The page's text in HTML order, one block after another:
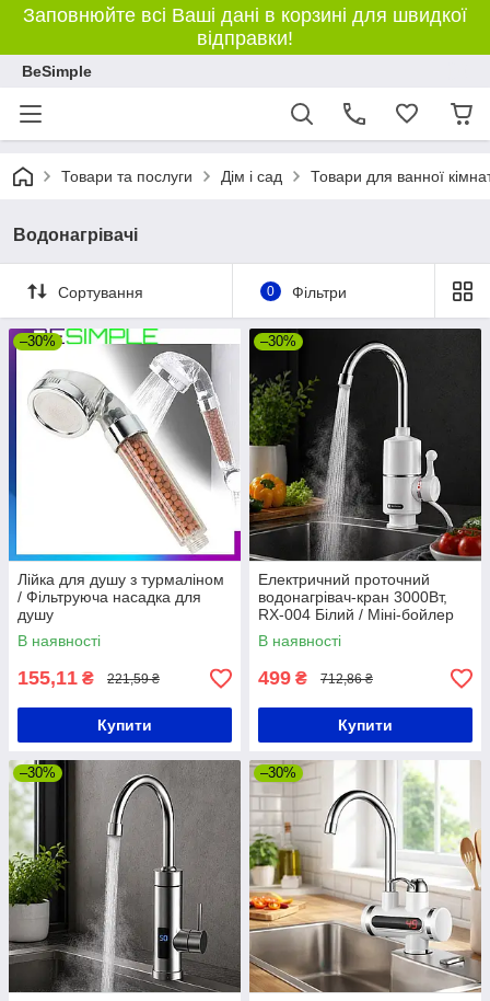
Заповнюйте всі Ваші дані в корзині для швидкої
відправки!
BeSimple
Товари та послуги Дім і сад Товари для ванної
Водонагрівачі
Сортування 0 Фільтри
–30%
Лійка для душу з турмаліном
/ Фільтруюча насадка для
душу
В наявності
155,11 ₴ 221,59 ₴
Купити
–30%
Електричний проточний
водонагрівач-кран 3000Вт,
RX-004 Білий / Міні-бойлер
для кухні / Електричний кран
для нагріву води
В наявності
499 ₴ 712,86 ₴
Купити
–30% –30%